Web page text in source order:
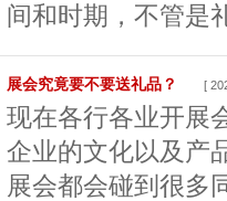
间和时期，不管是
展会究竟要不要送礼品？ [
现在各行各业开展
企业的文化以及产
展会都会碰到很多